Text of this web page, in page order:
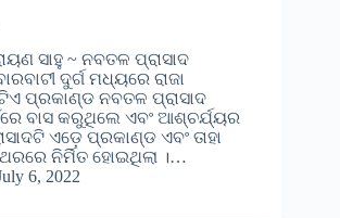
ସାହୁ ~ ନବତଳ ପ୍ରାସାଦ
ଦୁର୍ଗ ମଧ୍ୟରେ ରାଜା
ପ୍ରକାଣ୍ଡ ନବତଳ ପ୍ରାସାଦ
ବାସ କରୁଥିଲେ ଏବଂ ଆଶ୍ଚର୍ଯ୍ୟର
ଏଡ଼େ ପ୍ରକାଣ୍ଡ ଏବଂ ତାହା
ନିର୍ମିତ ହୋଇଥିଲା ।…
6, 2022